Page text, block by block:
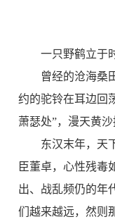
一只野鹤立于
曾经的沧海桑田
约的驼铃在耳边回
萧瑟处”，漫天黄
东汉末年，天下
臣董卓，心性残
出、战乱频仍的年
们越来越远，然则